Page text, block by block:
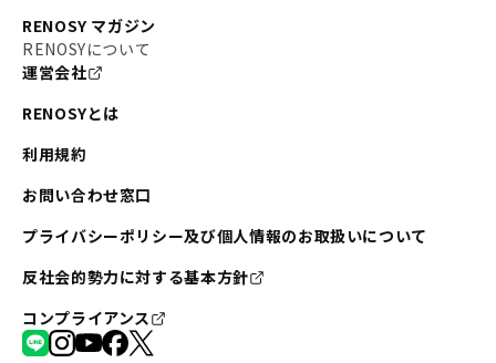
RENOSY マガジン
RENOSYについて
運営会社
RENOSYとは
利用規約
お問い合わせ窓口
プライバシーポリシー及び個人情報のお取扱いについて
反社会的勢力に対する基本方針
コンプライアンス